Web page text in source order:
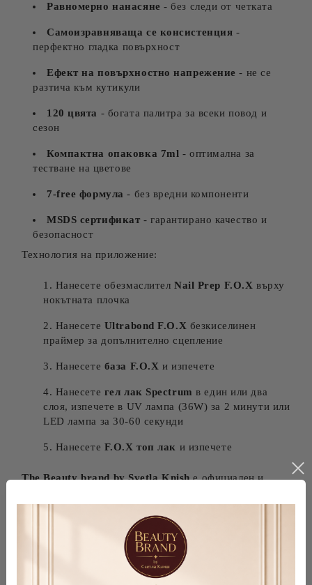
Равномерно нанасяне - без следи от четката
Самоизравняваща се консистенция -
перфектно гладка повърхност
Ефект на повърхностно напрежение - не се
разтича към кутикули
120 цвята - богата палитра за всеки повод и
сезон
Компактна опаковка 7ml - оптимална за
тестване на цветове
7-free формула - без вредни компоненти
MSDS сертификат - гарантирано качество и
безопасност
Технология на приложение:
Нанесете обезмаслителNail Prep F.O.X върху
нокътната плочка
Нанесете Ultrabond F.O.X безкиселинен
праймер за допълнително сцепление
Нанесете база F.O.X и изпечете
Нанесете гел лак Spectrum в един или два
слоя, изпечете в UV лампа (36W) за 2 минути или
LED лампа за 30-60 секунди
Нанесете F.O.X топ лак и изпечете
The Beauty brand by Svetla Knishе официален и
Гарантираме 100% автентични продукти с MSDS
сертификати и бърза доставка в цяла България.